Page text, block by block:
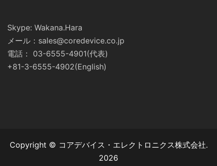
Skype: Wakana.Hara
メール：sales@coredevice.co.jp
電話： 03-6555-4901(代表)
+81-3-6555-4902(English)
Copyright © コアデバイス・エレクトロニクス株式会社.
2026